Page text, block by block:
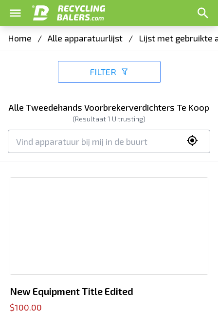
Home / Alle apparatuurlijst / Lijst met gebruikte
FILTER
Alle Tweedehands Voorbrekerverdichters Te Koop
(Resultaat1 Uitrusting)
New Equipment Title Edited
$100.00